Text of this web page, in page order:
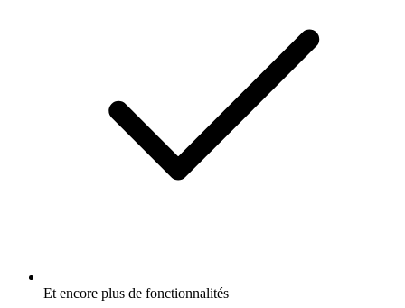
Et encore plus de fonctionnalités